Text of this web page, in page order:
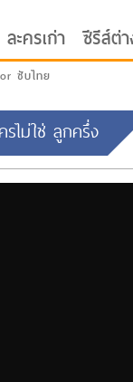
ละครเก่า ซีรีส์ต่า
ซับไทย
ไม่ใช่ ลูกครึ่ง